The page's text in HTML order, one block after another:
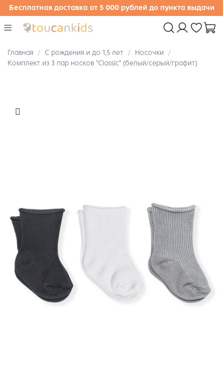
Бесплатная доставка от 5 000 рублей до пункта выдачи
Главная С рождения и до 1,5 лет
Носочки
Комплект из 3 пар носков "Classic" (белый/серый/графит)